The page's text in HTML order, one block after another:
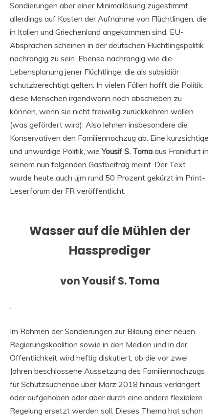
Sondierungen aber einer Minimallösung zugestimmt,
allerdings auf Kosten der Aufnahme von Flüchtlingen, die
in Italien und Griechenland angekommen sind. EU-
Absprachen scheinen in der deutschen Flüchtlingspolitik
nachrangig zu sein. Ebenso nachrangig wie die
Lebensplanung jener Flüchtlinge, die als subsidiär
schutzberechtigt gelten. In vielen Fällen hofft die Politik,
diese Menschen irgendwann noch abschieben zu
können, wenn sie nicht freiwillig zurückkehren wollen
(was gefördert wird). Also lehnen insbesondere die
Konservativen den Familiennachzug ab. Eine kurzsichtige
und unwürdige Politik, wieYousif S. Toma aus Frankfurt in
seinem nun folgenden Gastbeitrag meint. Der Text
wurde heute auch ujm rund 50 Prozent gekürzt im Print-
Leserforum der FR veröffentlicht.
Wasser auf die Mühlen der
Hassprediger
von Yousif S. Toma
Im Rahmen der Sondierungen zur Bildung einer neuen
Regierungskoalition sowie in den Medien und in der
Öffentlichkeit wird heftig diskutiert, ob die vor zwei
Jahren beschlossene Aussetzung des Familiennachzugs
für Schutzsuchende über März 2018 hinaus verlängert
oder aufgehoben oder aber durch eine andere flexiblere
Regelung ersetzt werden soll. Dieses Thema hat schon